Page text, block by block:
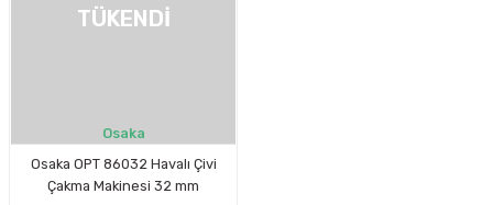
TÜKENDİ
Osaka
Osaka OPT 86032 Havalı Çivi
Çakma Makinesi 32 mm